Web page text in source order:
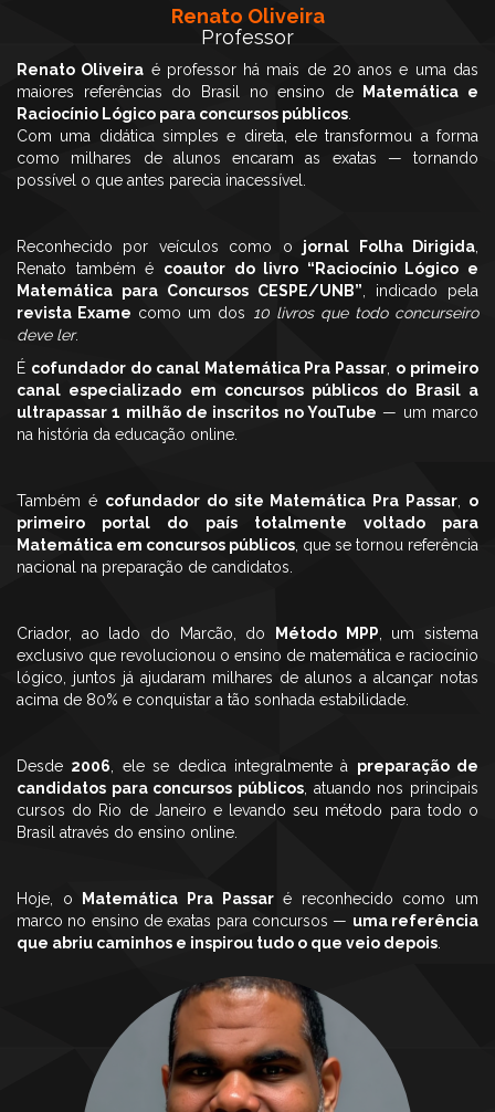
Renato Oliveira
Professor
Renato Oliveira é professor há mais de 20 anos e uma das
maiores referências do Brasil no ensino de
Matemática e
Raciocínio Lógico para concursos públicos
Com uma didática simples e direta, ele transformou a forma
como milhares de alunos encaram as exatas — tornando
possível o que antes parecia inacessível.
Reconhecido por veículos como o jornal Folha Dirigida
Renato também é coautor do livro “Raciocínio Lógico e
Matemática para Concursos CESPE/UNB” , indicado pela
revista Exame como um dos
10 livros que todo concurseiro
deve ler.
É cofundador do canal Matemática Pra Passar o primeiro
canal especializado em concursos públicos do Brasil a
ultrapassar 1 milhão de inscritos no YouTube — um marco
na história da educação online.
Também é cofundador do site Matemática Pra Passar
o
primeiro portal do país totalmente voltado para
Matemática em concursos públicos , que se tornou referência
nacional na preparação de candidatos.
Criador, ao lado do Marcão, do Método MPP , um sistema
exclusivo que revolucionou o ensino de matemática e raciocínio
lógico, juntos já ajudaram milhares de alunos a alcançar notas
acima de 80% e conquistar a tão sonhada estabilidade.
Desde 2006 , ele se dedica integralmente à preparação de
candidatos para concursos públicos , atuando nos principais
cursos do Rio de Janeiro e levando seu método para todo o
Brasil através do ensino online.
Hoje, o Matemática Pra Passaré reconhecido como um
marco no ensino de exatas para concursos — uma referência
que abriu caminhos e inspirou tudo o que veio depois